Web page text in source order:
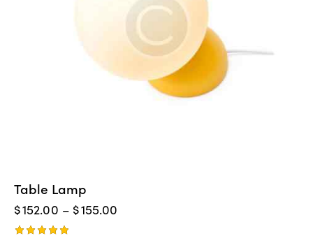
Table Lamp
$152.00 – $155.00